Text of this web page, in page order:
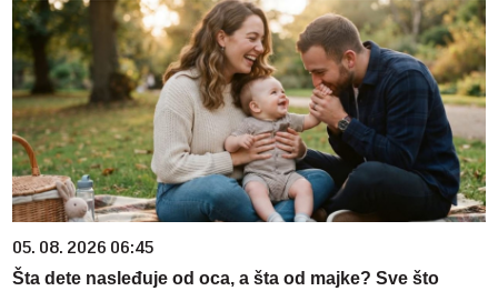
05. 08. 2026 06:45
Šta dete nasleđuje od oca, a šta od majke? Sve što